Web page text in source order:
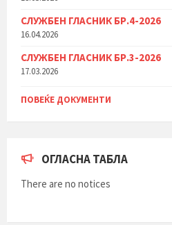
СЛУЖБЕН ГЛАСНИК БР.4-2026
16.04.2026
СЛУЖБЕН ГЛАСНИК БР.3-2026
17.03.2026
ПОВЕЌЕ ДОКУМЕНТИ
ОГЛАСНА ТАБЛА
There are no notices